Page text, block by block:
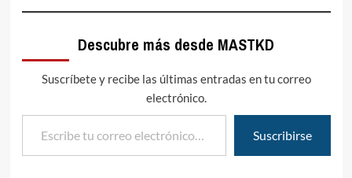
Descubre más desde MASTKD
Suscríbete y recibe las últimas entradas en tu correo
electrónico.
Escribe tu correo electrónico…
Suscribirse